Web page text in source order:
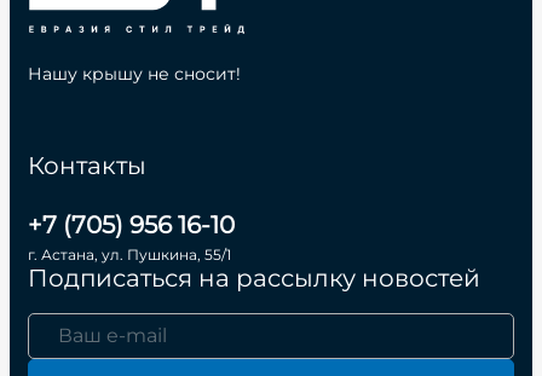
Контакты
+7 (705) 956 16-10
г. Астана, ул. Пушкина, 55/1
Подписаться на рассылку новостей
Нашу крышу не сносит!